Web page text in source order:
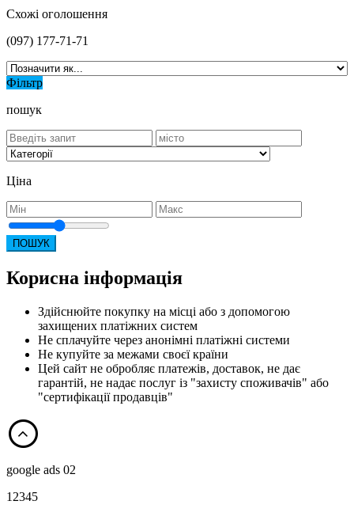
Схожі оголошення
(097) 177-71-71
Фільтр
пошук
Ціна
ПОШУК
Корисна інформація
Здійснюйте покупку на місці або з допомогою
захищених платіжних систем
Не сплачуйте через анонімні платіжні системи
Не купуйте за межами своєї країни
Цей сайт не обробляє платежів, доставок, не дає
гарантій, не надає послуг із "захисту споживачів" або
"сертифікації продавців"
google ads 02
12345